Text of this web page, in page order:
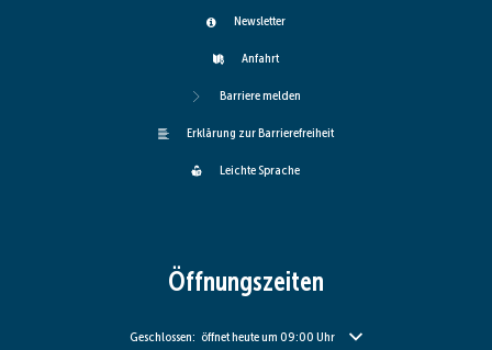
Newsletter
Anfahrt
Barriere melden
Erklärung zur Barrierefreiheit
Leichte Sprache
Öffnungszeiten
Klicken, um weitere Öffnungs- oder Schließzeiten auszublenden
Geschlossen: öffnet heute um 09:00 Uhr